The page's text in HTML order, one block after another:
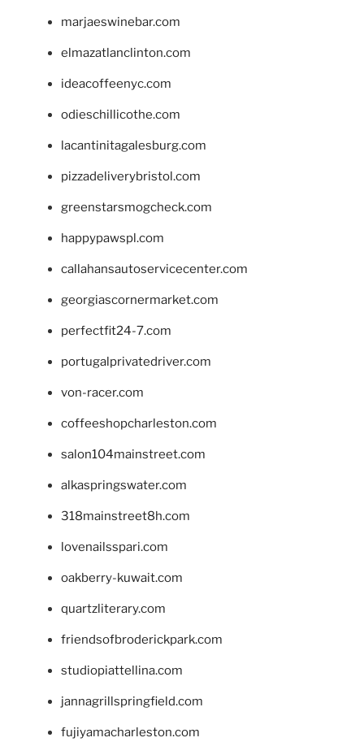
marjaeswinebar.com
elmazatlanclinton.com
ideacoffeenyc.com
odieschillicothe.com
lacantinitagalesburg.com
pizzadeliverybristol.com
greenstarsmogcheck.com
happypawspl.com
callahansautoservicecenter.com
georgiascornermarket.com
perfectfit24-7.com
portugalprivatedriver.com
von-racer.com
coffeeshopcharleston.com
salon104mainstreet.com
alkaspringswater.com
318mainstreet8h.com
lovenailsspari.com
oakberry-kuwait.com
quartzliterary.com
friendsofbroderickpark.com
studiopiattellina.com
jannagrillspringfield.com
fujiyamacharleston.com